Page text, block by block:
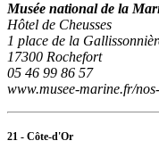
Musée national de la
Hôtel de Cheusses
1 place de la
17300 Rochefort
05 46 99 86 57
www.musee-marine.fr/
21 - Côte-d'Or